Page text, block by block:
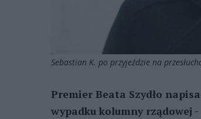
Sebastian K. po przyjeździe na
Premier Beata Szydło
wypadku kolumny rządowej